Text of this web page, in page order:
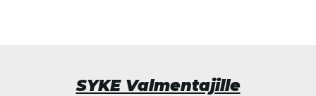
SYKE Valmentajille